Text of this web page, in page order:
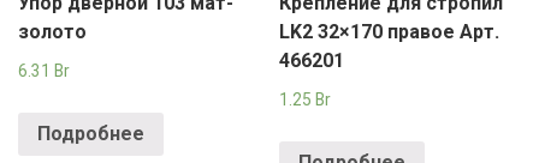
золото
6.31 Br
Подробнее
LK2 32×170 правое Арт.
466201
1.25 Br